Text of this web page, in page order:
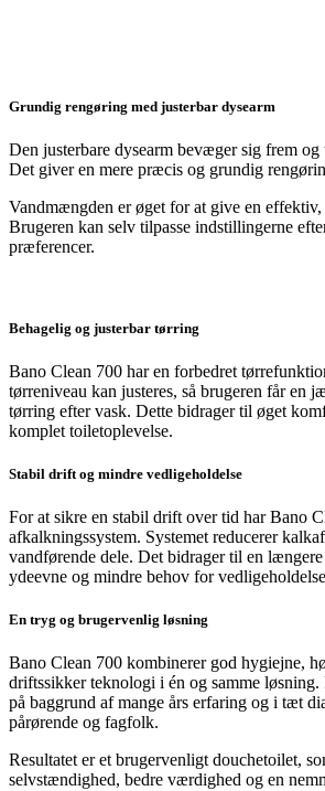
Grundig rengøring med justerbar dysearm
Den justerbare dysearm bevæger sig frem og
Det giver en mere præcis og grundig
Vandmængden er øget for at give en
Brugeren kan selv tilpasse indstillingerne
præferencer.
Behagelig og justerbar tørring
Bano Clean 700 har en forbedret
tørreniveau kan justeres, så brugeren får en
tørring efter vask. Dette bidrager til øget
komplet toiletoplevelse.
Stabil drift og mindre vedligeholdelse
For at sikre en stabil drift over tid har Bano
afkalkningssystem. Systemet reducerer
vandførende dele. Det bidrager til en
ydeevne og mindre behov for
En tryg og brugervenlig løsning
Bano Clean 700 kombinerer god hygiejne,
driftssikker teknologi i én og samme
på baggrund af mange års erfaring og i tæt
pårørende og fagfolk.
Resultatet er et brugervenligt douchetoilet,
selvstændighed, bedre værdighed og en